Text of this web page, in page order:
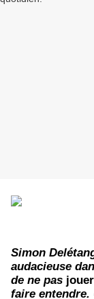
Simon
audacieuse
de ne pas jouer
faire entendre.